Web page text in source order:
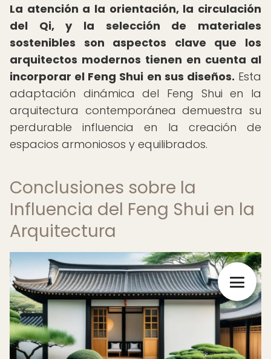
La atención a la orientación, la circulación
del Qi, y la selección de materiales
sostenibles son aspectos clave que los
arquitectos modernos tienen en cuenta al
incorporar el Feng Shui en sus diseños. Esta
adaptación dinámica del Feng Shui en la
arquitectura contemporánea demuestra su
perdurable influencia en la creación de
espacios armoniosos y equilibrados.
Conclusiones sobre la
Influencia del Feng Shui en la
Arquitectura